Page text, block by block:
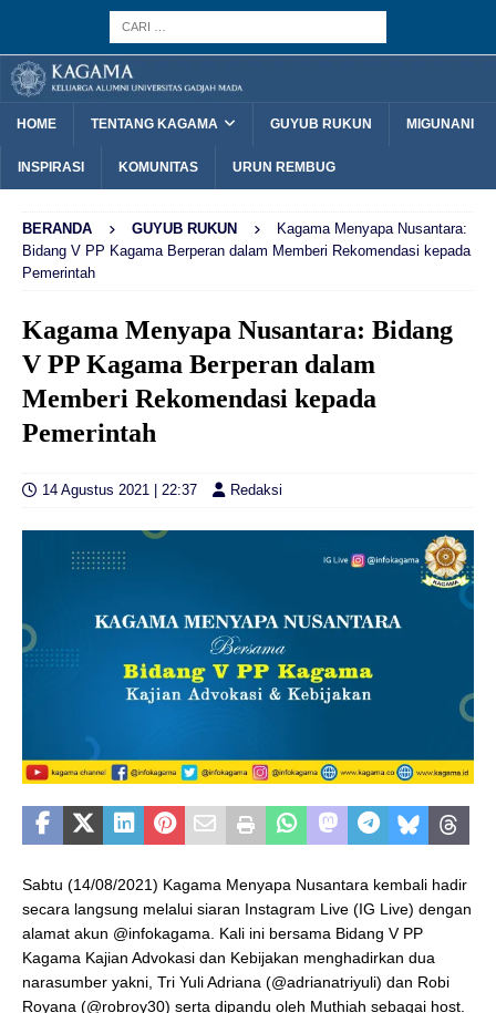
HOME TENTANG KAGAMA GUYUB RUKUN MIGUNANI
INSPIRASI KOMUNITAS URUN REMBUG
BERANDA GUYUB RUKUN
Kagama Menyapa Nusantara:
Bidang V PP Kagama Berperan dalam Memberi Rekomendasi kepada
Pemerintah
Kagama Menyapa Nusantara: Bidang
V PP Kagama Berperan dalam
Memberi Rekomendasi kepada
Pemerintah
14 Agustus 2021 | 22:37 Redaksi
Sabtu (14/08/2021) Kagama Menyapa Nusantara kembali hadir
secara langsung melalui siaran Instagram Live (IG Live) dengan
alamat akun @infokagama. Kali ini bersama Bidang V PP
Kagama Kajian Advokasi dan Kebijakan menghadirkan dua
narasumber yakni, Tri Yuli Adriana (@adrianatriyuli) dan Robi
Royana (@robroy30) serta dipandu oleh Muthiah sebagai host.